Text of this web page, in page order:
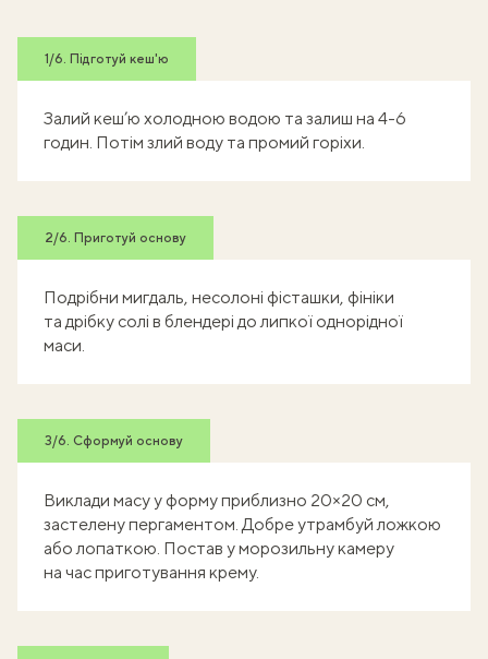
1/6. Підготуй кеш'ю
Залий кеш’ю холодною водою та залиш на 4-6
годин. Потім злий воду та промий горіхи.
2/6. Приготуй основу
Подрібни мигдаль, несолоні фісташки, фініки
та дрібку солі в блендері до липкої однорідної
маси.
3/6. Сформуй основу
Виклади масу у форму приблизно 20×20 см,
застелену пергаментом. Добре утрамбуй ложкою
або лопаткою. Постав у морозильну камеру
на час приготування крему.